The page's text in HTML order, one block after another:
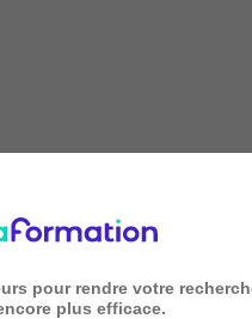
pour rendre votre
plus efficace.